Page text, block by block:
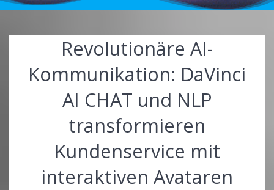
Revolutionäre AI-
Kommunikation: DaVinci
AI CHAT und NLP
transformieren
Kundenservice mit
interaktiven Avataren